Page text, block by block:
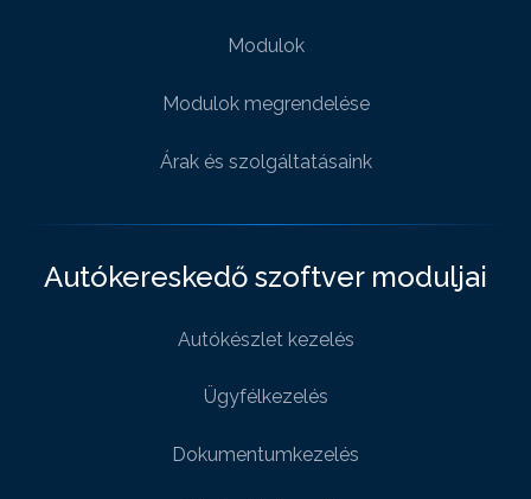
Modulok
Modulok megrendelése
Árak és szolgáltatásaink
Autókereskedő szoftver moduljai
Autókészlet kezelés
Ügyfélkezelés
Dokumentumkezelés